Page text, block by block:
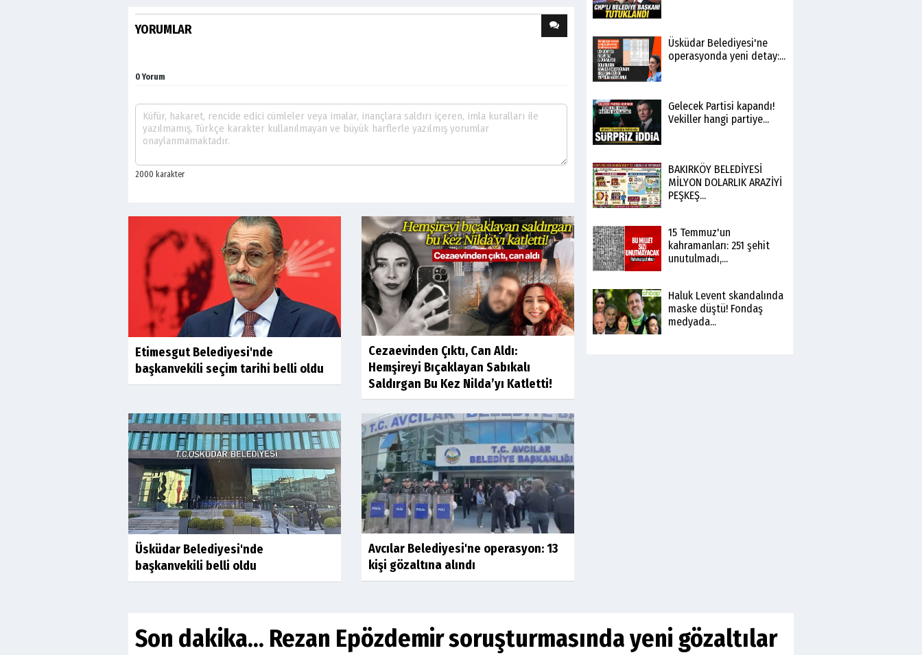
YORUMLAR
0 Yorum
Etimesgut Belediyesi'nde
başkanvekili seçim tarihi belli oldu
Cezaevinden Çıktı, Can Aldı:
Hemşireyi Bıçaklayan Sabıkalı
Saldırgan Bu Kez Nilda’yı Katletti!
Üsküdar Belediyesi'nde
başkanvekili belli oldu
Avcılar Belediyesi'ne operasyon: 13
kişi gözaltına alındı
Üsküdar Belediyesi'ne
operasyonda yeni detay:...
Gelecek Partisi kapandı!
Vekiller hangi partiye...
BAKIRKÖY BELEDİYESİ
MİLYON DOLARLIK ARAZİYİ
PEŞKEŞ...
15 Temmuz'un
kahramanları: 251 şehit
unutulmadı,...
Haluk Levent skandalında
maske düştü! Fondaş
medyada...
Son dakika... Rezan Epözdemir soruşturmasında yeni gözaltılar